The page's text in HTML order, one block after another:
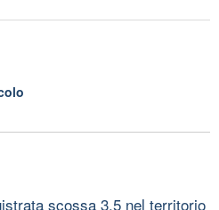
scossa 3.5 nel territorio